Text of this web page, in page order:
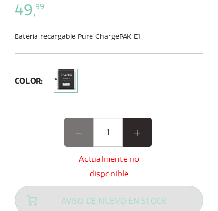
49,99
Batería recargable Pure ChargePAK E1.
COLOR:
Actualmente no
disponible
AVISO DE NUEVO EN STOCK